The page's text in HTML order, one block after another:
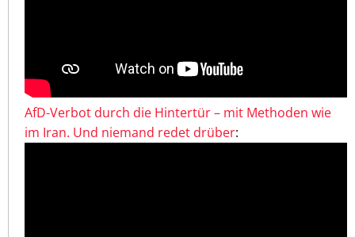
AfD-Verbot durch die Hintertür – mit Methoden wie
im Iran. Und niemand redet drüber: